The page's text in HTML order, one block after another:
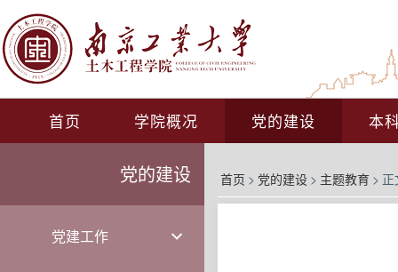
首页 学院概况 党的建设 本
党的建设
党建工作
首页 > 党的建设 > 主题教育 > 正